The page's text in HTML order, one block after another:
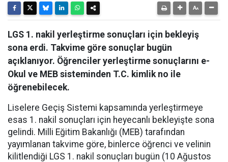
LGS 1. nakil yerleştirme sonuçları için bekleyiş
sona erdi. Takvime göre sonuçlar bugün
açıklanıyor. Öğrenciler yerleştirme sonuçlarını e-
Okul ve MEB sisteminden T.C. kimlik no ile
öğrenebilecek.
Liselere Geçiş Sistemi kapsamında yerleştirmeye
esas 1. nakil sonuçları için heyecanlı bekleyişte sona
gelindi. Milli Eğitim Bakanlığı (MEB) tarafından
yayımlanan takvime göre, binlerce öğrenci ve velinin
kilitlendiği LGS 1. nakil sonuçları bugün (10 Ağustos